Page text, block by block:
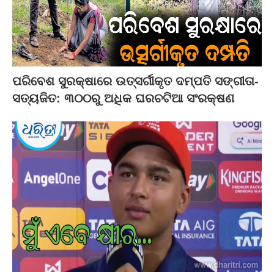
ପରିବେଶ ସୁରକ୍ଷାରେ ଉତ୍ସର୍ଗୀକୃତ ଦମ୍ପତି ସଙ୍ଗୀତା-
ସତ୍ୟଜିତ: ୩୦୦ରୁ ଅଧିକ ଘରଚଟିଆ ସଂରକ୍ଷଣ